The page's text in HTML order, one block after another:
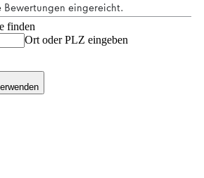
finden
Ort oder PLZ eingeben